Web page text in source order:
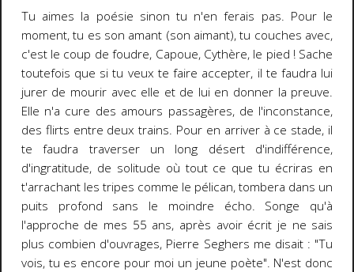
Tu aimes la poésie sinon tu n'en ferais pas. Pour le
moment, tu es son amant (son aimant), tu couches avec,
c'est le coup de foudre, Capoue, Cythère, le pied ! Sache
toutefois que si tu veux te faire accepter, il te faudra lui
jurer de mourir avec elle et de lui en donner la preuve.
Elle n'a cure des amours passagères, de l'inconstance,
des flirts entre deux trains. Pour en arriver à ce stade, il
te faudra traverser un long désert d'indifférence,
d'ingratitude, de solitude où tout ce que tu écriras en
t'arrachant les tripes comme le pélican, tombera dans un
puits profond sans le moindre écho. Songe qu'à
l'approche de mes 55 ans, après avoir écrit je ne sais
plus combien d'ouvrages, Pierre Seghers me disait : "Tu
vois, tu es encore pour moi un jeune poète". N'est donc